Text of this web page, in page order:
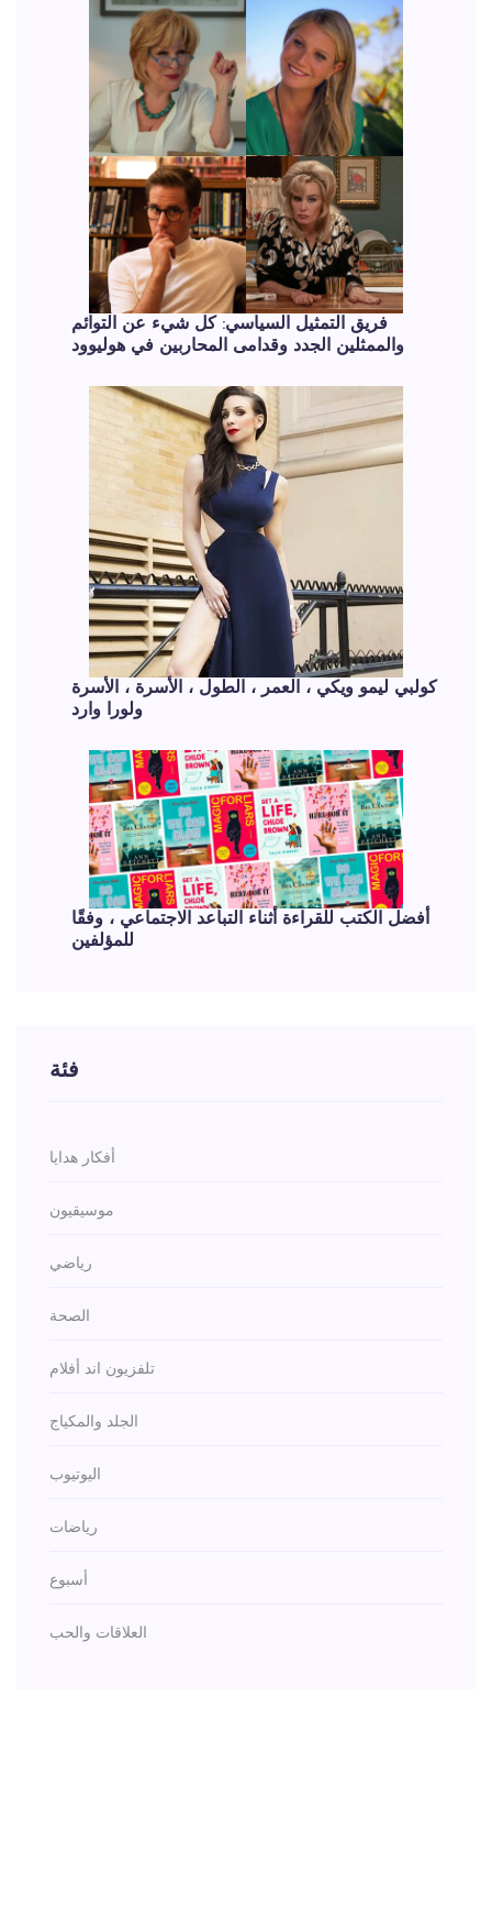
فريق التمثيل السياسي: كل شيء عن التوائم
والممثلين الجدد وقدامى المحاربين في هوليوود
كولبي ليمو ويكي ، العمر ، الطول ، الأسرة ، الأسرة
ولورا وارد
أفضل الكتب للقراءة أثناء التباعد الاجتماعي ، وفقًا
للمؤلفين
فئة
أفكار هدايا
موسيقيون
رياضي
الصحة
تلفزيون اند أفلام
الجلد والمكياج
اليوتيوب
رياضات
أسبوع
العلاقات والحب